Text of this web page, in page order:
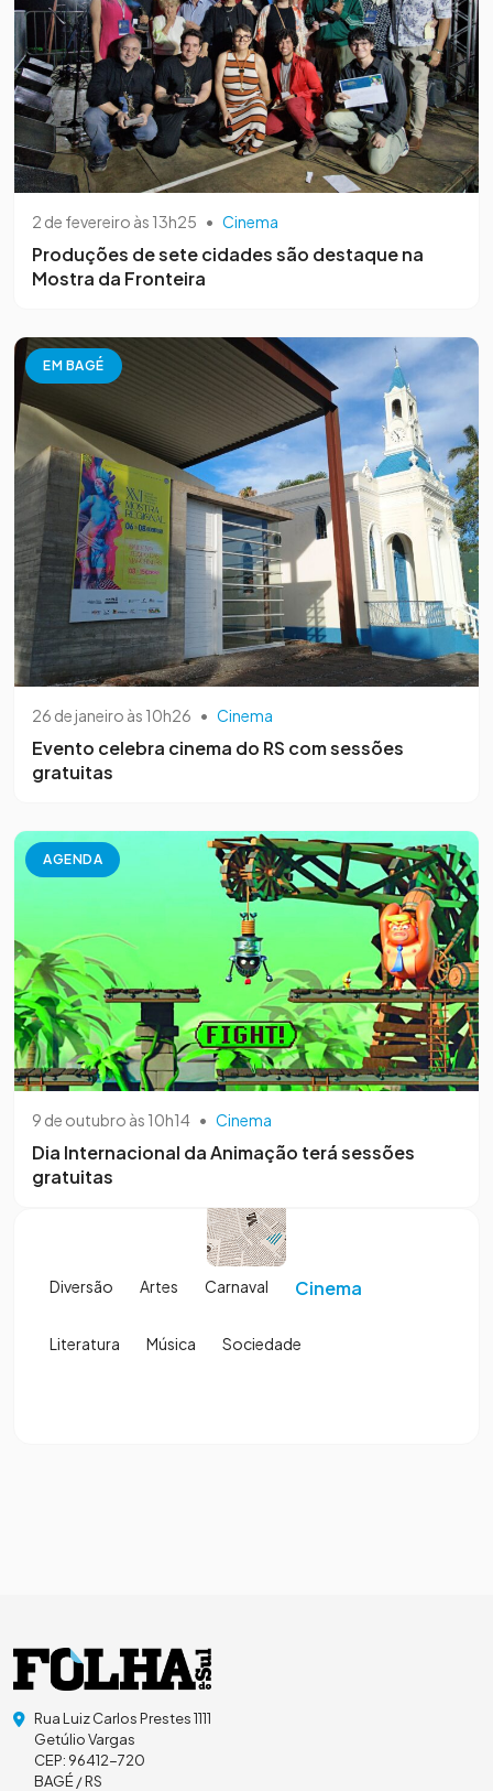
2 de fevereiro às 13h25 • Cinema
Produções de sete cidades são destaque na
Mostra da Fronteira
EM BAGÉ
26 de janeiro às 10h26 • Cinema
Evento celebra cinema do RS com sessões
gratuitas
AGENDA
9 de outubro às 10h14 • Cinema
Dia Internacional da Animação terá sessões
gratuitas
Diversão Artes Carnaval Cinema
Literatura Música Sociedade
Rua Luiz Carlos Prestes 1111
Getúlio Vargas
CEP: 96412-720
BAGÉ / RS